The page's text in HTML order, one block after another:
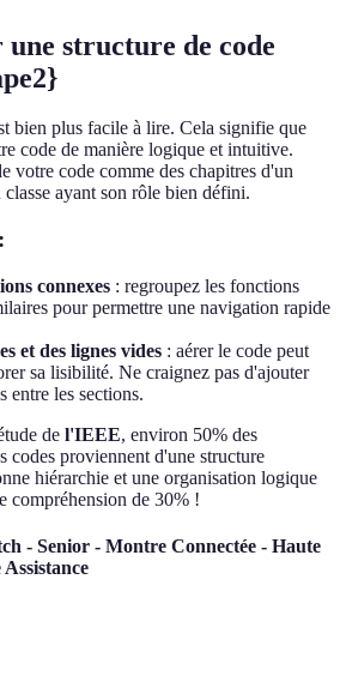
structure de code
bien plus facile à lire. Cela signifie que
code de manière logique et intuitive.
votre code comme des chapitres d'un
ayant son rôle bien défini.
connexes : regroupez les fonctions
pour permettre une navigation rapide
et des lignes vides : aérer le code peut
sa lisibilité. Ne craignez pas d'ajouter
entre les sections.
de l'IEEE, environ 50% des
codes proviennent d'une structure
hiérarchie et une organisation logique
compréhension de 30% !
- Senior - Montre Connectée - Haute